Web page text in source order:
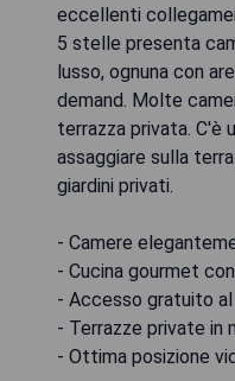
eccellenti
5 stelle presenta
lusso, ognuna con
demand. Molte
terrazza privata. C'è
assaggiare sulla
giardini privati.
- Camere
- Cucina gourmet
- Accesso gratuito
- Terrazze private in
- Ottima posizione